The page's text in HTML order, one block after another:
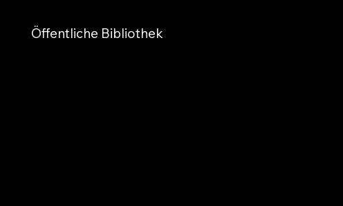
Öffentliche Bibliothek